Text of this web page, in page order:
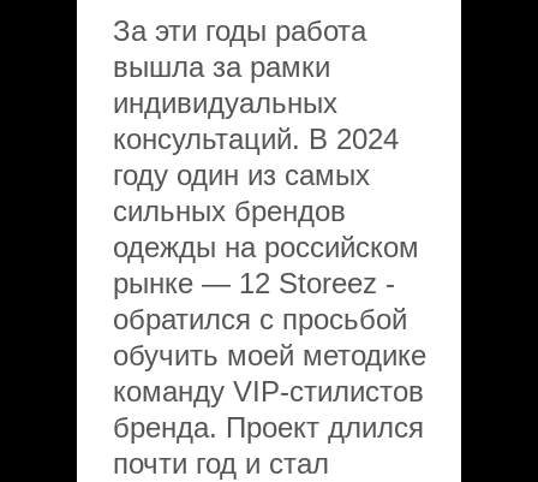
За эти годы работа
вышла за рамки
индивидуальных
консультаций. В 2024
году один из самых
сильных брендов
одежды на российском
рынке — 12 Storeez -
обратился с просьбой
обучить моей методике
команду VIP-стилистов
бренда. Проект длился
почти год и стал